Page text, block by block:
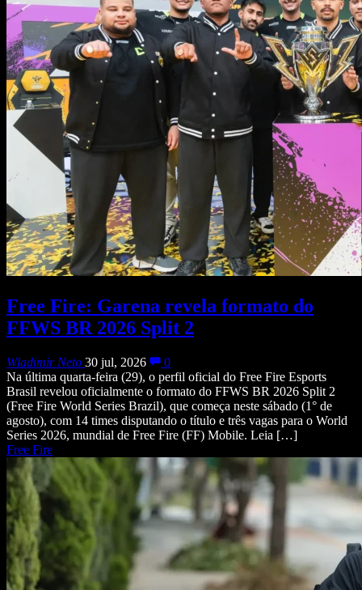
Free Fire: Garena revela formato do
FFWS BR 2026 Split 2
Wladimir Neto 30 jul, 2026
0
Na última quarta-feira (29), o perfil oficial do Free Fire Esports
Brasil revelou oficialmente o formato do FFWS BR 2026 Split 2
(Free Fire World Series Brazil), que começa neste sábado (1° de
agosto), com 14 times disputando o título e três vagas para o World
Series 2026, mundial de Free Fire (FF) Mobile. Leia […]
Free Fire